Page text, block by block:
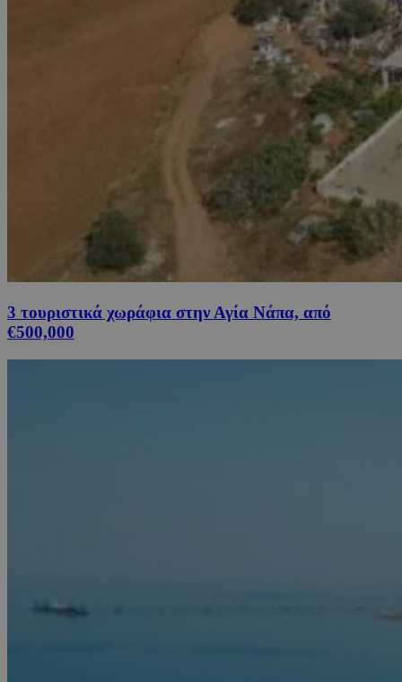
3 τουριστικά χωράφια στην Αγία Νάπα, από
€500,000